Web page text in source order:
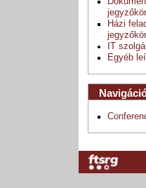
Házi
IT
Egyéb